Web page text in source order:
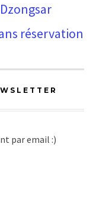
réservation
par email :)